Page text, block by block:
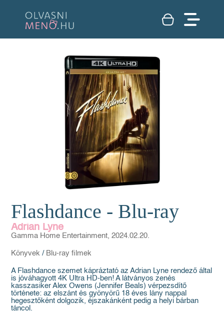
Flashdance - Blu-ray
Adrian Lyne
Gamma Home Entertainment, 2024.02.20.
Könyvek / Blu-ray filmek
A Flashdance szemet kápráztató az Adrian Lyne rendező által
is jóváhagyott 4K Ultra HD-ben! A látványos zenés
kasszasiker Alex Owens (Jennifer Beals) vérpezsdítő
története: az elszánt és gyönyörű 18 éves lány nappal
hegesztőként dolgozik, éjszakánként pedig a helyi bárban
táncol.